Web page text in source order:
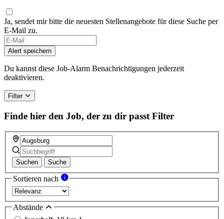
Ja, sendet mir bitte die neuesten Stellenangebote für diese Suche per
E-Mail zu.
Alert speichern
Du kannst diese Job-Alarm Benachrichtigungen jederzeit
deaktivieren.
Filter
Finde hier den Job, der zu dir passt Filter
Suchen Suche
Sortieren nach
Abstände